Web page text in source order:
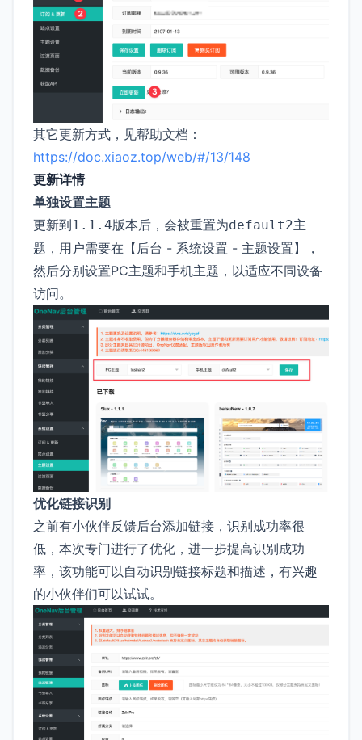
其它更新方式，见帮助文档：
https://doc.xiaoz.top/web/#/13/148
更新详情
单独设置主题
更新到1.1.4版本后，会被重置为default2主
题，用户需要在【后台 - 系统设置 - 主题设置】，
然后分别设置PC主题和手机主题，以适应不同设备
访问。
优化链接识别
之前有小伙伴反馈后台添加链接，识别成功率很
低，本次专门进行了优化，进一步提高识别成功
率，该功能可以自动识别链接标题和描述，有兴趣
的小伙伴们可以试试。